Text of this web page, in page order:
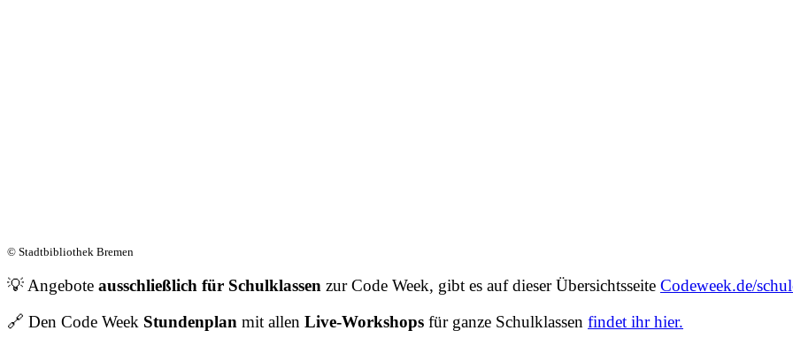
© Stadtbibliothek Bremen
💡 Angebote ausschließlich für Schulklassen zur Code Week, gibt es auf dieser Übersichtsseite Codeweek.de/
🔗 Den Code Week Stundenplan mit allen Live-Workshops für ganze Schulklassen findet ihr hier.